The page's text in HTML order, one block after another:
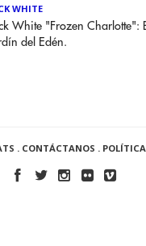
WHITE
White "Frozen Charlotte":
del Edén.
. CONTÁCTANOS .